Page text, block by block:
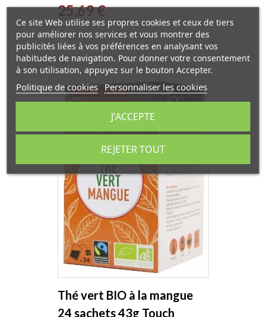
Prix
25,69 €
Thé vert BIO à la mangue
24 sachets 43g Touch
EXCLUSIVITÉ WEB
Ce site Web utilise ses propres cookies et ceux de tiers
pour améliorer nos services et vous montrer des
publicités liées à vos préférences en analysant vos
habitudes de navigation. Pour donner votre consentement
à son utilisation, appuyez sur le bouton Accepter.
Politique de cookies Personnaliser les cookies
REJETER TOUT
J'ACCEPTE